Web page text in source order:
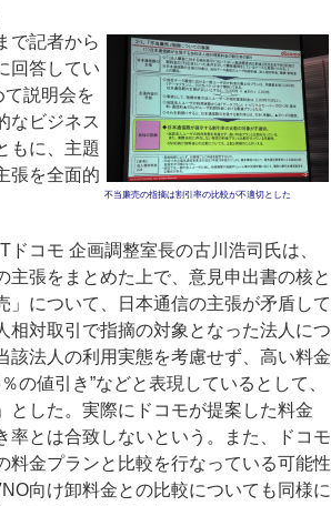
不当廉売の指摘は割引率の比較が不適切とした
で記者から
回答してい
て説明会を
なビジネス
もに、主題
張を全面的
コモ 企画調整室長の古川浩司氏は、
主張をまとめた上で、意見申出書の核と
」について、日本通信の主張が矛盾して
相対取引で指摘の対象となった法人につ
該法人の利用実態を考慮せず、高い料金
の値引き”などと表現しているとして、
とした。実際にドコモが提案した料金
率とは合致しないという。また、ドコモ
料金プランと比較を行なっている可能性
向け卸料金との比較についても同様に